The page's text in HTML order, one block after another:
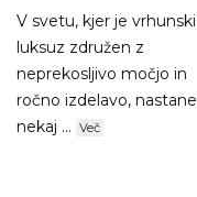
V svetu, kjer je vrhunski
luksuz združen z
neprekosljivo močjo in
ročno izdelavo, nastane
nekaj ... Več